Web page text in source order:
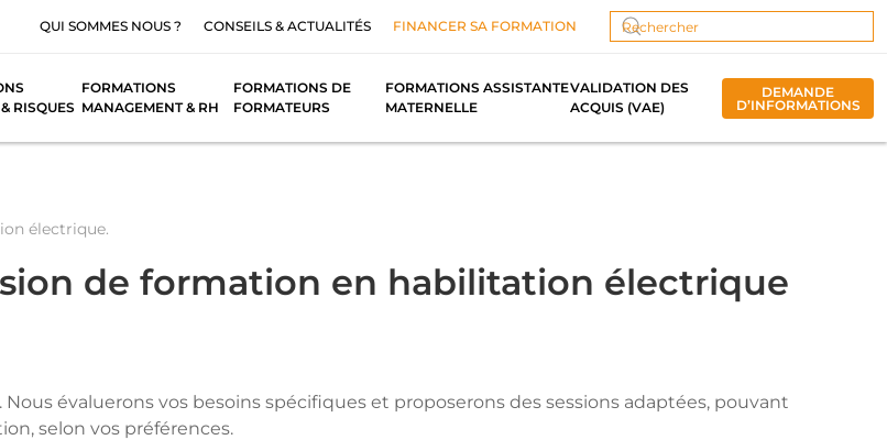
QUI SOMMES NOUS ? CONSEILS & ACTUALITÉS
FINANCER SA FORMATION
RISQUES
FORMATIONS
MANAGEMENT & RH
FORMATIONS DE
FORMATEURS
FORMATIONS ASSISTANTE
MATERNELLE
VALIDATION DES
ACQUIS (VAE)
DEMANDE
D’INFORMATIONS
électrique.
de formation en habilitation électrique
évaluerons vos besoins spécifiques et proposerons des sessions adaptées, pouvant
selon vos préférences.